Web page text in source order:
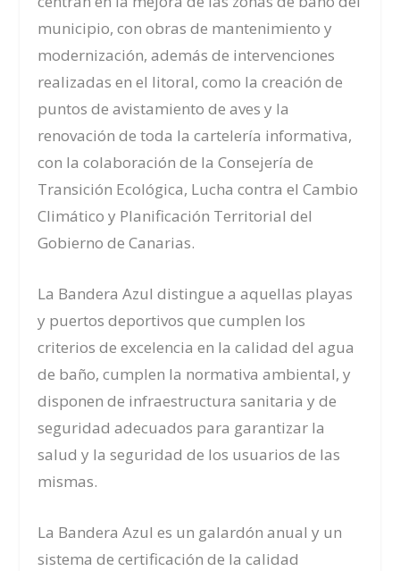
municipio, con obras de mantenimiento y
modernización, además de intervenciones
realizadas en el litoral, como la creación de
puntos de avistamiento de aves y la
renovación de toda la cartelería informativa,
con la colaboración de la Consejería de
Transición Ecológica, Lucha contra el Cambio
Climático y Planificación Territorial del
Gobierno de Canarias.
La Bandera Azul distingue a aquellas playas
y puertos deportivos que cumplen los
criterios de excelencia en la calidad del agua
de baño, cumplen la normativa ambiental, y
disponen de infraestructura sanitaria y de
seguridad adecuados para garantizar la
salud y la seguridad de los usuarios de las
mismas.
La Bandera Azul es un galardón anual y un
sistema de certificación de la calidad